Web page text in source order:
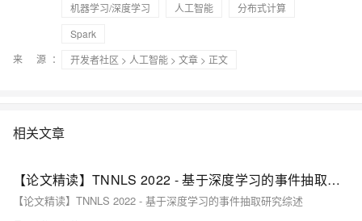
机器学习/深度学习
人工智能
分布式计算
Spark
来 源：
开发者社区 > 人工智能 > 文章 > 正文
相关文章
【论文精读】TNNLS 2022 - 基于深度学习的事件抽取研究综述
【论文精读】TNNLS 2022 - 基于深度学习的事件抽取研究综述